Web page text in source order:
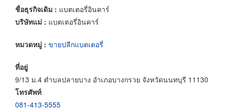
ชื่อธุรกิจเดิม : แบตเตอรี่อินคาร์
บริษัทแม่ : แบตเตอรี่อินคาร์
หมวดหมู่ : ขายปลีกแบตเตอรี่
ที่อยู่
9/13 ม.4 ตำบลปลายบาง อำเภอบางกรวย จังหวัดนนทบุรี 11130
โทรศัพท์
081-413-5555